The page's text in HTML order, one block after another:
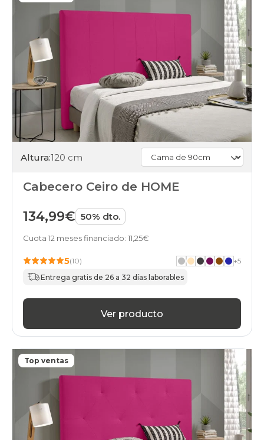
Altura:120 cm
Cabecero Ceiro de HOME
134,99€ 50% dto.
Cuota 12 meses financiado: 11,25€
5(10) +5
Entrega gratis de 26 a 32 días laborables
Ver producto
Top ventas